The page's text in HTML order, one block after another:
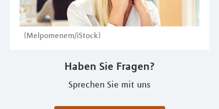
(Melpomenem/iStock)
Haben Sie Fragen?
Sprechen Sie mit uns